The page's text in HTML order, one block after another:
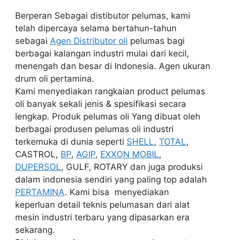
Berperan Sebagai distibutor pelumas, kami
telah dipercaya selama bertahun-tahun
sebagai Agen Distributor oli pelumas bagi
berbagai kalangan industri mulai dari kecil,
menengah dan besar di Indonesia. Agen ukuran
drum oli pertamina.
Kami menyediakan rangkaian product pelumas
oli banyak sekali jenis & spesifikasi secara
lengkap. Produk pelumas oli Yang dibuat oleh
berbagai produsen pelumas oli industri
terkemuka di dunia seperti SHELL, TOTAL,
CASTROL, BP, AGIP, EXXON MOBIL,
DUPERSOL, GULF, ROTARY dan juga produksi
dalam indonesia sendiri yang paling top adalah
PERTAMINA. Kami bisa menyediakan
keperluan detail teknis pelumasan dari alat
mesin industri terbaru yang dipasarkan era
sekarang.